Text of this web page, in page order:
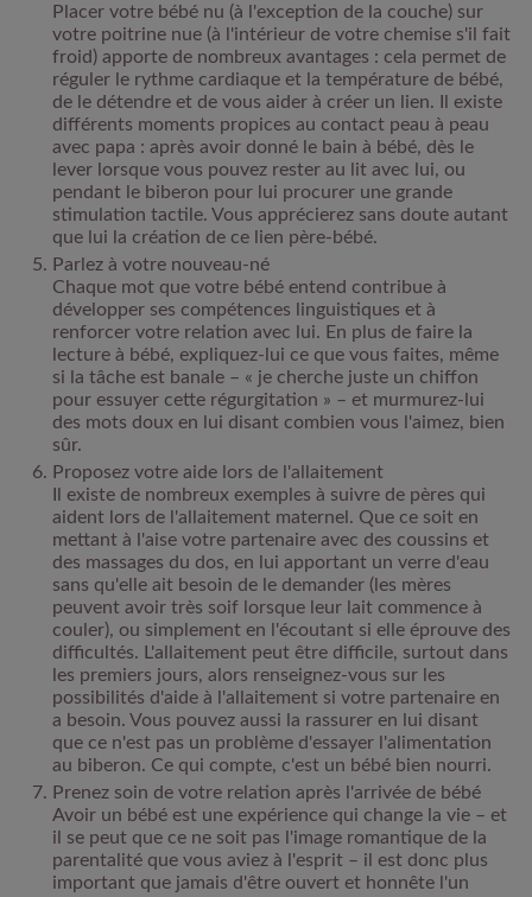
Placer votre bébé nu (à l'exception de la couche) sur
votre poitrine nue (à l'intérieur de votre chemise s'il fait
froid) apporte de nombreux avantages : cela permet de
réguler le rythme cardiaque et la température de bébé,
de le détendre et de vous aider à créer un lien. Il existe
différents moments propices au contact peau à peau
avec papa : après avoir donné le bain à bébé, dès le
lever lorsque vous pouvez rester au lit avec lui, ou
pendant le biberon pour lui procurer une grande
stimulation tactile. Vous apprécierez sans doute autant
que lui la création de ce lien père-bébé.
Parlez à votre nouveau-né
Chaque mot que votre bébé entend contribue à
développer ses compétences linguistiques et à
renforcer votre relation avec lui. En plus de faire la
lecture à bébé, expliquez-lui ce que vous faites, même
si la tâche est banale – « je cherche juste un chiffon
pour essuyer cette régurgitation » – et murmurez-lui
des mots doux en lui disant combien vous l'aimez, bien
sûr.
Proposez votre aide lors de l'allaitement
Il existe de nombreux exemples à suivre de pères qui
aident lors de l'allaitement maternel. Que ce soit en
mettant à l'aise votre partenaire avec des coussins et
des massages du dos, en lui apportant un verre d'eau
sans qu'elle ait besoin de le demander (les mères
peuvent avoir très soif lorsque leur lait commence à
couler), ou simplement en l'écoutant si elle éprouve des
difficultés. L'allaitement peut être difficile, surtout dans
les premiers jours, alors renseignez-vous sur les
possibilités d'aide à l'allaitement si votre partenaire en
a besoin. Vous pouvez aussi la rassurer en lui disant
que ce n'est pas un problème d'essayer l'alimentation
au biberon. Ce qui compte, c'est un bébé bien nourri.
Prenez soin de votre relation après l'arrivée de bébé
Avoir un bébé est une expérience qui change la vie – et
il se peut que ce ne soit pas l'image romantique de la
parentalité que vous aviez à l'esprit – il est donc plus
important que jamais d'être ouvert et honnête l'un